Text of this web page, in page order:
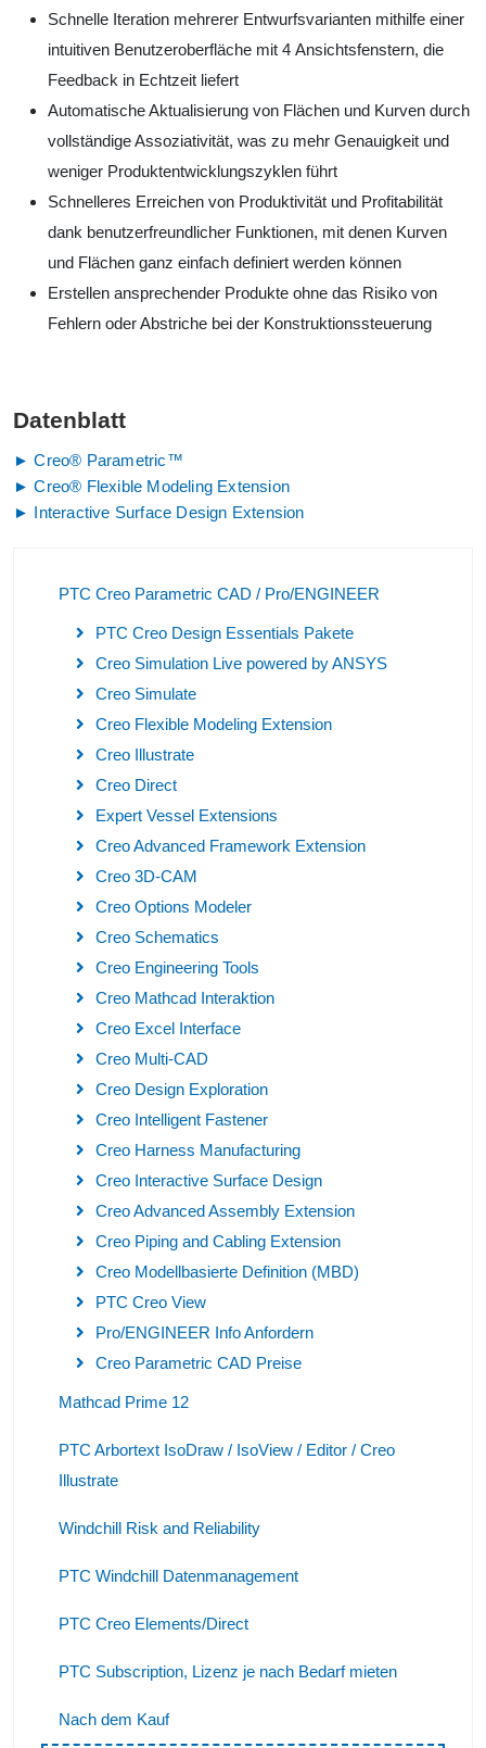
Schnelle Iteration mehrerer Entwurfsvarianten mithilfe einer
intuitiven Benutzeroberfläche mit 4 Ansichtsfenstern, die
Feedback in Echtzeit liefert
Automatische Aktualisierung von Flächen und Kurven durch
vollständige Assoziativität, was zu mehr Genauigkeit und
weniger Produktentwicklungszyklen führt
Schnelleres Erreichen von Produktivität und Profitabilität
dank benutzerfreundlicher Funktionen, mit denen Kurven
und Flächen ganz einfach definiert werden können
Erstellen ansprechender Produkte ohne das Risiko von
Fehlern oder Abstriche bei der Konstruktionssteuerung
Datenblatt
► Creo® Parametric™
► Creo® Flexible Modeling Extension
► Interactive Surface Design Extension
PTC Creo Parametric CAD / Pro/ENGINEER
PTC Creo Design Essentials Pakete
Creo Simulation Live powered by ANSYS
Creo Simulate
Creo Flexible Modeling Extension
Creo Illustrate
Creo Direct
Expert Vessel Extensions
Creo Advanced Framework Extension
Creo 3D-CAM
Creo Options Modeler
Creo Schematics
Creo Engineering Tools
Creo Mathcad Interaktion
Creo Excel Interface
Creo Multi-CAD
Creo Design Exploration
Creo Intelligent Fastener
Creo Harness Manufacturing
Creo Interactive Surface Design
Creo Advanced Assembly Extension
Creo Piping and Cabling Extension
Creo Modellbasierte Definition (MBD)
PTC Creo View
Pro/ENGINEER Info Anfordern
Creo Parametric CAD Preise
Mathcad Prime 12
PTC Arbortext IsoDraw / IsoView / Editor / Creo
Illustrate
Windchill Risk and Reliability
PTC Windchill Datenmanagement
PTC Creo Elements/Direct
PTC Subscription, Lizenz je nach Bedarf mieten
Nach dem Kauf